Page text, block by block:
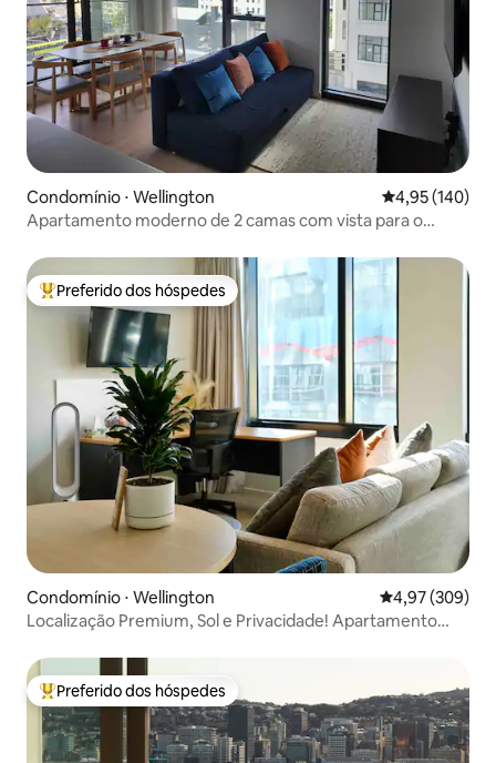
Condomínio ⋅ Wellington 4,95 de uma
4,95 (140)
Apartamento moderno de 2 camas com vista para o
Entre os melhores preferidos dos hóspedes
Preferido dos hóspedes
Condomínio ⋅ Wellington 4,97 de uma
4,97 (309)
Localização Premium, Sol e Privacidade! Apartamento
Entre os melhores preferidos dos hóspedes
Preferido dos hóspedes